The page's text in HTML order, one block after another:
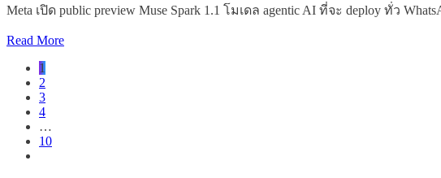
Meta เปิด public preview Muse Spark 1.1 โมเดล agentic AI ที่จะ deploy ทั่ว
Read More
1
2
3
4
…
10